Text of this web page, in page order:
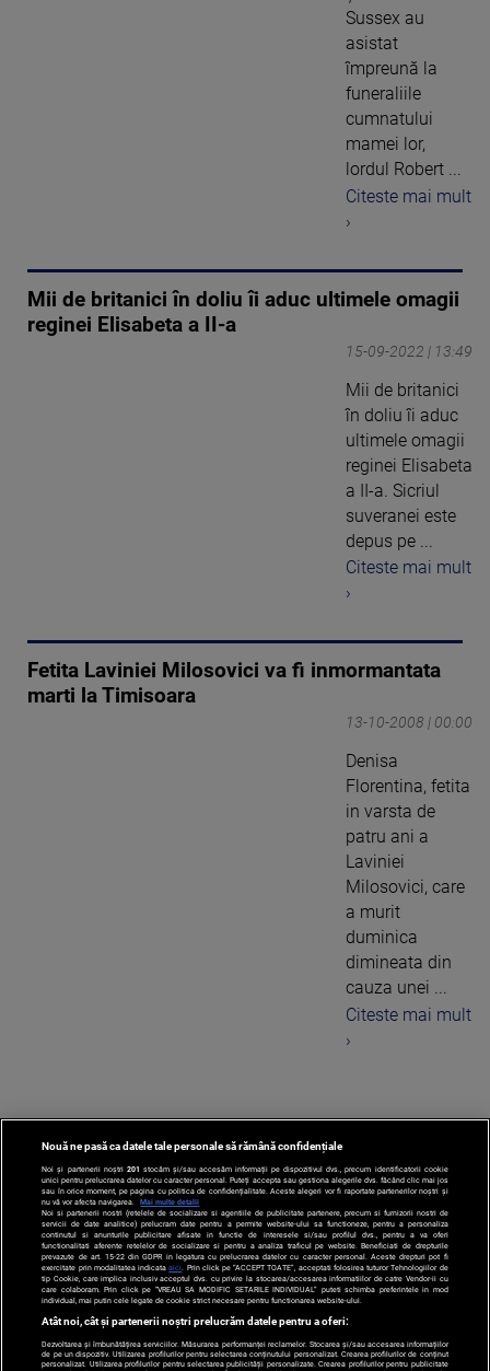
Sussex au
asistat
împreună la
funeraliile
cumnatului
mamei lor,
lordul Robert ...
Citeste mai mult
›
Mii de britanici în doliu îi aduc ultimele omagii
reginei Elisabeta a II-a
15-09-2022 | 13:49
Mii de britanici
în doliu îi aduc
ultimele omagii
reginei Elisabeta
a II-a. Sicriul
suveranei este
depus pe ...
Citeste mai mult
›
Fetita Laviniei Milosovici va fi inmormantata
marti la Timisoara
13-10-2008 | 00:00
Denisa
Florentina, fetita
in varsta de
patru ani a
Laviniei
Milosovici, care
a murit
duminica
dimineata din
cauza unei ...
Citeste mai mult
›
1
Nouă ne pasă ca datele tale personale să rămână confidențiale
Noi și partenerii noștri 201 stocăm și/sau accesăm informații pe dispozitivul dvs., precum identificatorii cookie
unici pentru prelucrarea datelor cu caracter personal. Puteți accepta sau gestiona alegerile dvs. făcând clic mai jos
sau în orice moment, pe pagina cu politica de confidențialitate. Aceste alegeri vor fi raportate partenerilor noștri și
nu vă vor afecta navigarea.
Mai multe detalii
Noi si partenerii nostri (retelele de socializare si agentiile de publicitate partenere, precum si furnizorii nostri de
servicii de date analitice) prelucram date pentru a permite website-ului sa functioneze, pentru a personaliza
continutul si anunturile publicitare afisate in functie de interesele si/sau profilul dvs., pentru a va oferi
functionalitati aferente retelelor de socializare si pentru a analiza traficul pe website. Beneficiati de drepturile
prevazute de art. 15-22 din GDPR in legatura cu prelucrarea datelor cu caracter personal. Aceste drepturi pot fi
exercitate prin modalitatea indicataaici . Prin click pe “ACCEPT TOATE”, acceptati folosirea tuturor Tehnologiilor de
tip Cookie, care implica inclusiv acceptul dvs. cu privire la stocarea/accesarea informatiilor de catre Vendor-ii cu
care colaboram. Prin click pe “VREAU SA MODIFIC SETARILE INDIVIDUAL” puteti schimba preferintele in mod
individual, mai putin cele legate de cookie strict necesare pentru functionarea website-ului.
Atât noi, cât și partenerii noștri prelucrăm datele pentru a oferi:
Dezvoltarea și îmbunătățirea serviciilor. Măsurarea performanței reclamelor. Stocarea și/sau accesarea informațiilor
de pe un dispozitiv. Utilizarea profilurilor pentru selectarea conținutului personalizat. Crearea profilurilor de conținut
personalizat. Utilizarea profilurilor pentru selectarea publicității personalizate. Crearea profilurilor pentru publicitate